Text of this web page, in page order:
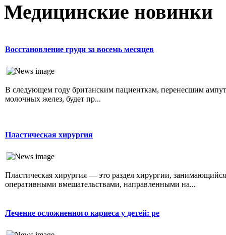
Медицинские новинки
Восстановление груди за восемь месяцев
В следующем году британским пациенткам, перенесшим
молочных желез, будет пр...
Пластическая хирургия
Пластическая хирургия — это раздел хирургии, занимающийся
оперативными вмешательствами, направленными на...
Лечение осложненного кариеса у детей: ре